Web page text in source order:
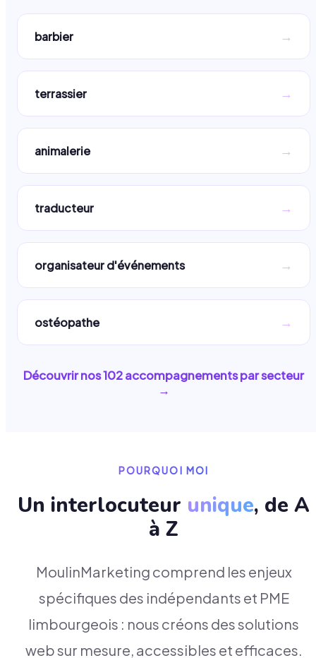
barbier →
terrassier →
animalerie →
traducteur →
organisateur d'événements →
ostéopathe →
Découvrir nos102accompagnements par secteur
→
POURQUOI MOI
Un interlocuteur unique, de A
à Z
MoulinMarketing comprend les enjeux
spécifiques des indépendants et PME
limbourgeois : nous créons des solutions
web sur mesure, accessibles et efficaces.